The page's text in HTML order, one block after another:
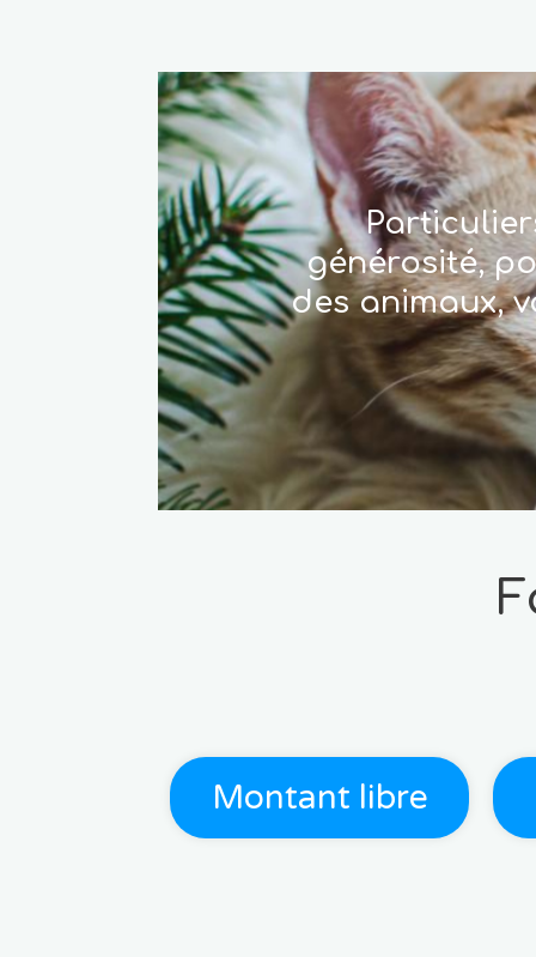
générosité,
des animaux,
Montant libre